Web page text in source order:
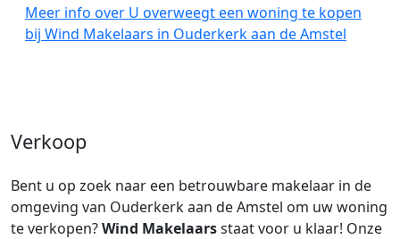
Meer info over U overweegt een woning te kopen
bij Wind Makelaars in Ouderkerk aan de Amstel
Verkoop
Bent u op zoek naar een betrouwbare makelaar in de
omgeving van Ouderkerk aan de Amstel om uw woning
te verkopen?Wind Makelaarsstaat voor u klaar! Onze